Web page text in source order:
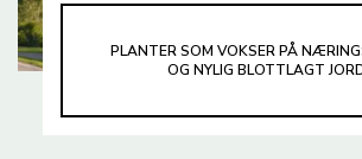
PLANTER SOM VOKSER PÅ
OG NYLIG BLOTTLAGT